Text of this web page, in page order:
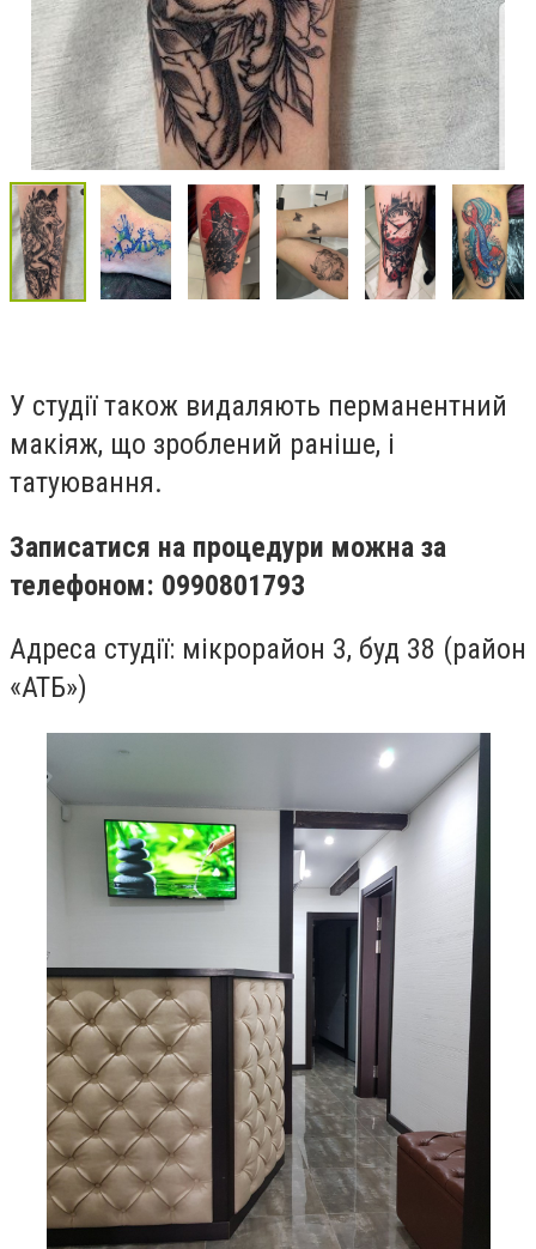
У студії також видаляють перманентний
макіяж, що зроблений раніше, і
татуювання.
Записатися на процедури можна за
телефоном: 0990801793
Адреса студії: мікрорайон 3, буд 38 (район
«АТБ»)